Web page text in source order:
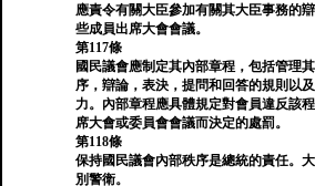
應責令有關大臣參加有關其大臣事務的
些成員出席大會會議。
第117條
國民議會應制定其內部章程，包括管理
序，辯論，表決，提問和回答的規則以
力。內部章程應具體規定對會員違反該
席大會或委員會會議而決定的處罰。
第118條
保持國民議會內部秩序是總統的責任。
別警衛。